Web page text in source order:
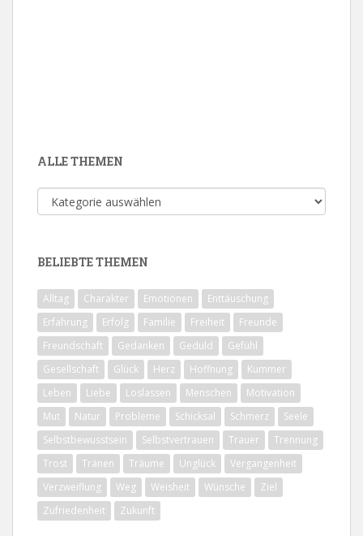
ALLE THEMEN
Alle
Themen
BELIEBTE THEMEN
Alltag Charakter Emotionen
Enttäuschung
Erfahrung
Erfolg Familie Freiheit
Freunde
Freundschaft
Gedanken Geduld
Gefühl
Gesellschaft
Glück Herz Hoffnung
Kummer
Leben
Liebe Loslassen Menschen
Motivation
Mut
Natur Probleme Schicksal Schmerz
Seele
Selbstbewusstsein
Selbstvertrauen Trauer
Trennung
Trost
Tränen Träume Unglück
Vergangenheit
Verzweiflung
Weg Weisheit Wünsche
Ziel
Zufriedenheit
Zukunft